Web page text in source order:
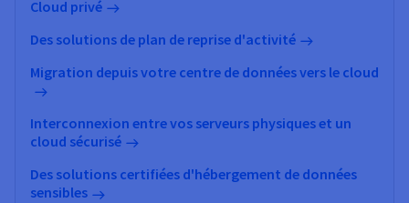
Cloud privé
Des solutions de plan de reprise d'activité
Migration depuis votre centre de données vers le cloud
Interconnexion entre vos serveurs physiques et un
cloud sécurisé
Des solutions certifiées d'hébergement de données
sensibles